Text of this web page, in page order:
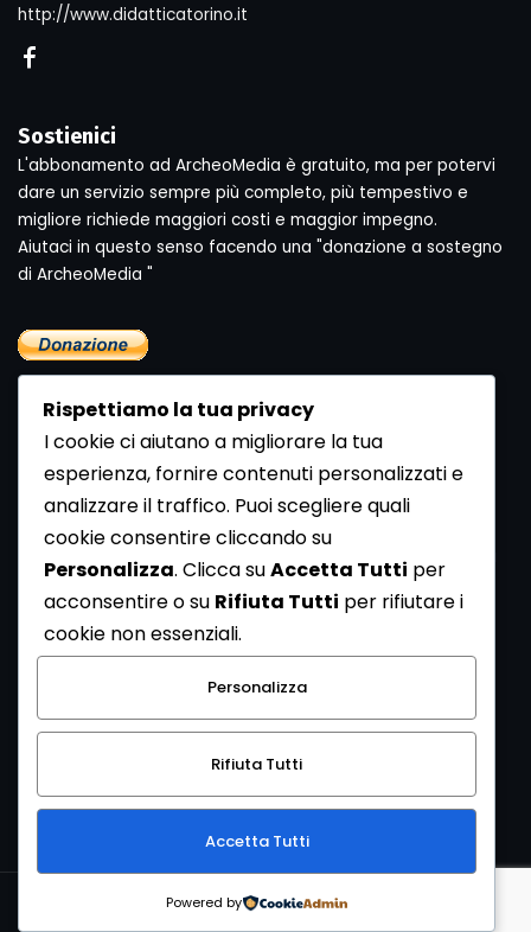
http://www.didatticatorino.it
Sostienici
L'abbonamento ad ArcheoMedia è gratuito, ma per potervi
dare un servizio sempre più completo, più tempestivo e
migliore richiede maggiori costi e maggior impegno.
Aiutaci in questo senso facendo una "donazione a sostegno
di ArcheoMedia "
Newsletter
Se vuoi ricevere la Rivista gratuita di archeologia realizzata
dalla Redazione di ArcheoMedia iscriviti alla nostra
Newsletter [Clicca Qui]
Con l'invio del messaggio l'utente dichiara di aver letto
l’informativa sulla privacy e di acconsentire al trattamento
dei propri dati personali.
Copyright © 1999-2026Mediares S.c.PI 07341730013 - [
Rispettiamo la tua privacy
I cookie ci aiutano a migliorare la tua
esperienza, fornire contenuti personalizzati e
analizzare il traffico. Puoi scegliere quali
cookie consentire cliccando su
Personalizza. Clicca suAccetta Tutti per
acconsentire o su Rifiuta Tutti per rifiutare i
cookie non essenziali.
Personalizza
Rifiuta Tutti
Accetta Tutti
Powered by